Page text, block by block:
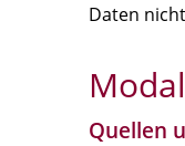
Daten
Quellen